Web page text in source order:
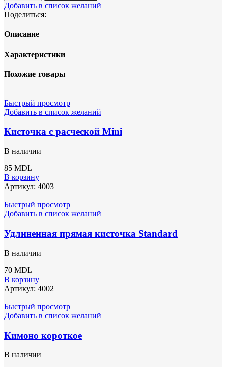
Добавить в список желаний
Поделиться:
Описание
Характеристики
Похожие товары
Быстрый просмотр
Добавить в список желаний
Кисточка с расческой Mini
В наличии
85 MDL
В корзину
Артикул: 4003
Быстрый просмотр
Добавить в список желаний
Удлиненная прямая кисточка Standard
В наличии
70 MDL
В корзину
Артикул: 4002
Быстрый просмотр
Добавить в список желаний
Кимоно короткое
В наличии